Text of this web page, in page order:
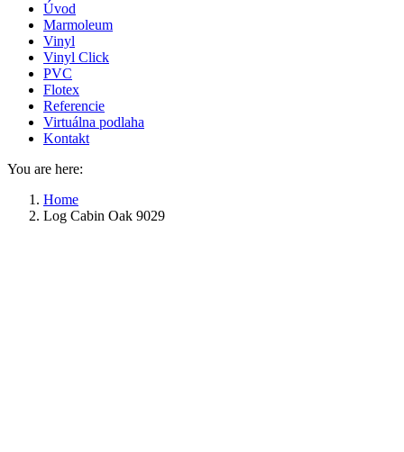
Úvod
Marmoleum
Vinyl
Vinyl Click
PVC
Flotex
Referencie
Virtuálna podlaha
Kontakt
You are here:
Home
Log Cabin Oak 9029